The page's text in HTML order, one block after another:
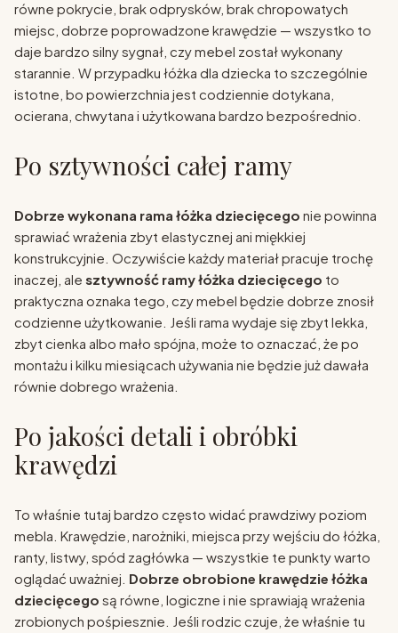
równe pokrycie, brak odprysków, brak chropowatych
miejsc, dobrze poprowadzone krawędzie — wszystko to
daje bardzo silny sygnał, czy mebel został wykonany
starannie. W przypadku łóżka dla dziecka to szczególnie
istotne, bo powierzchnia jest codziennie dotykana,
ocierana, chwytana i użytkowana bardzo bezpośrednio.
Po sztywności całej ramy
Dobrze wykonana rama łóżka dziecięcego nie powinna
sprawiać wrażenia zbyt elastycznej ani miękkiej
konstrukcyjnie. Oczywiście każdy materiał pracuje trochę
inaczej, ale sztywność ramy łóżka dziecięcego to
praktyczna oznaka tego, czy mebel będzie dobrze znosił
codzienne użytkowanie. Jeśli rama wydaje się zbyt lekka,
zbyt cienka albo mało spójna, może to oznaczać, że po
montażu i kilku miesiącach używania nie będzie już dawała
równie dobrego wrażenia.
Po jakości detali i obróbki
krawędzi
To właśnie tutaj bardzo często widać prawdziwy poziom
mebla. Krawędzie, narożniki, miejsca przy wejściu do łóżka,
ranty, listwy, spód zagłówka — wszystkie te punkty warto
oglądać uważniej. Dobrze obrobione krawędzie łóżka
dziecięcego są równe, logiczne i nie sprawiają wrażenia
zrobionych pośpiesznie. Jeśli rodzic czuje, że właśnie tu